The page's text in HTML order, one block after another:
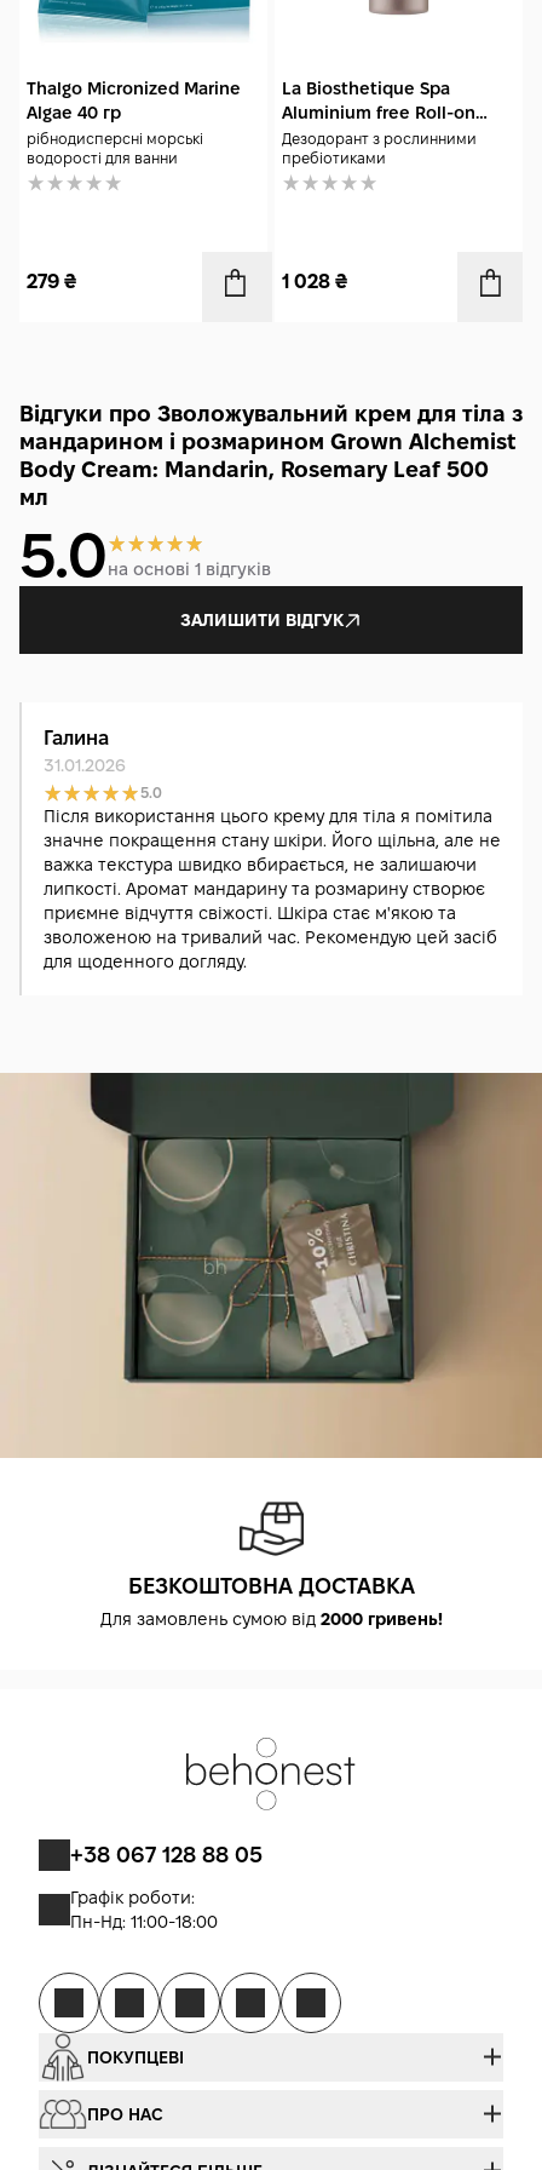
Thalgo Micronized Marine
Algae 40 гр
рібнодисперсні морські
водорості для ванни
279 ₴
La Biosthetique Spa
Aluminium free Roll-on
Deodorant 50 мл
Дезодорант з рослинними
пребіотиками
1 028 ₴
Відгуки про Зволожувальний крем для тіла з
мандарином і розмарином Grown Alchemist
Body Cream: Mandarin, Rosemary Leaf 500
мл
5.0на основі 1 відгуків
ЗАЛИШИТИ ВІДГУК
Галина
31.01.2026
5.0
Після використання цього крему для тіла я помітила
значне покращення стану шкіри. Його щільна, але не
важка текстура швидко вбирається, не залишаючи
липкості. Аромат мандарину та розмарину створює
приємне відчуття свіжості. Шкіра стає м'якою та
зволоженою на тривалий час. Рекомендую цей засіб
для щоденного догляду.
БЕЗКОШТОВНА ДОСТАВКА
Для замовлень сумою від 2000 гривень!
+38 067 128 88 05
Графік роботи:
Пн-Нд: 11:00-18:00
ПОКУПЦЕВІ
ПРО НАС